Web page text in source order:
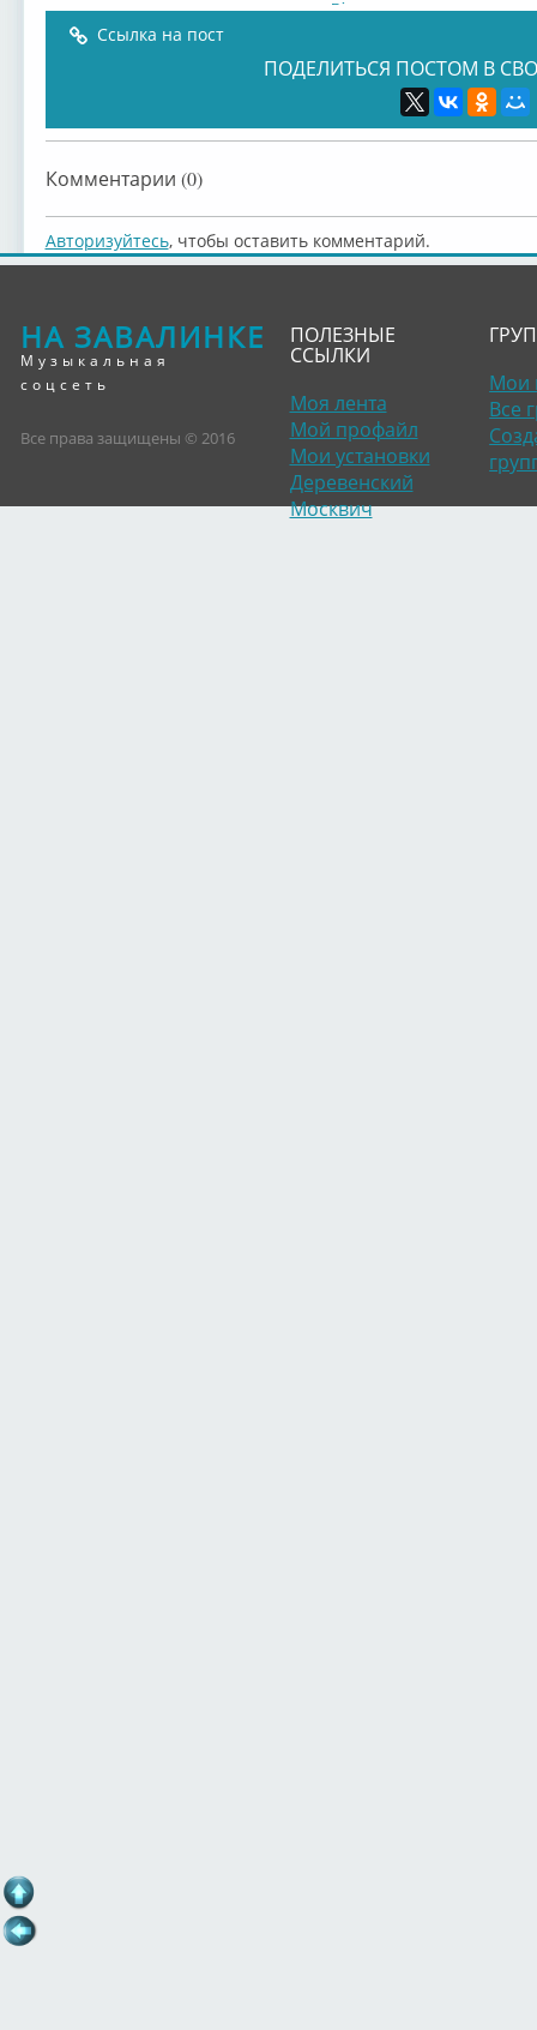
Dimen...
Ссылка на пост
ПОДЕЛИТЬСЯ ПОСТОМ В
Комментарии (0)
Авторизуйтесь, чтобы оставить комментарий.
НА ЗАВАЛИНКЕ
Музыкальная
соцсеть
Все права защищены © 2016
ПОЛЕЗНЫЕ
ССЫЛКИ
Моя лента
Мой профайл
Мои установки
Деревенский
Москвич
Мои
Все